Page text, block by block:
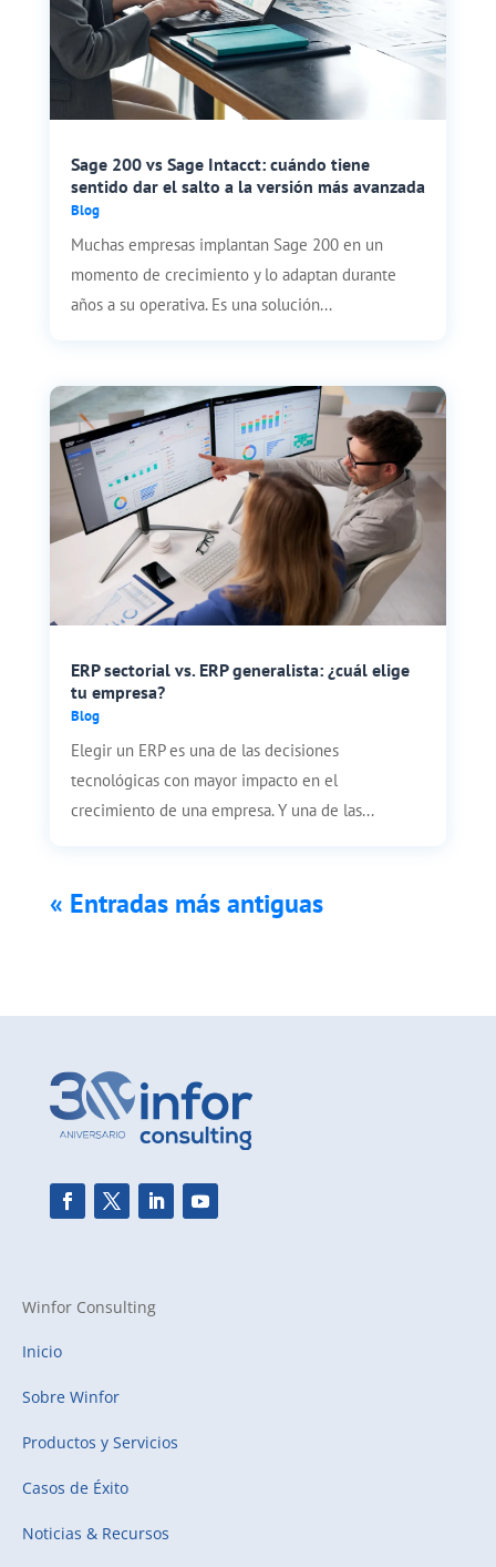
Sage 200 vs Sage Intacct: cuándo tiene
sentido dar el salto a la versión más avanzada
Blog
Muchas empresas implantan Sage 200 en un
momento de crecimiento y lo adaptan durante
años a su operativa. Es una solución...
ERP sectorial vs. ERP generalista: ¿cuál elige
tu empresa?
Blog
Elegir un ERP es una de las decisiones
tecnológicas con mayor impacto en el
crecimiento de una empresa. Y una de las...
« Entradas más antiguas
Winfor Consulting
Inicio
Sobre Winfor
Productos y Servicios
Casos de Éxito
Noticias & Recursos